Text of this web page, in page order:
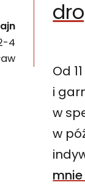
4
Od
i
w
w